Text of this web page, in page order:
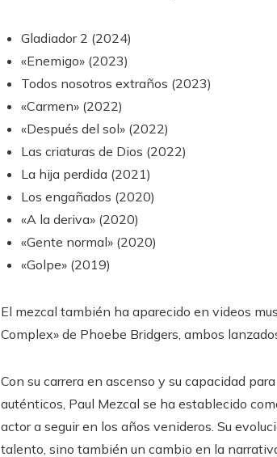
Gladiador 2 (2024)
«Enemigo» (2023)
Todos nosotros extraños (2023)
«Carmen» (2022)
«Después del sol» (2022)
Las criaturas de Dios (2022)
La hija perdida (2021)
Los engañados (2020)
«A la deriva» (2020)
«Gente normal» (2020)
«Golpe» (2019)
El mezcal también ha aparecido en videos
Complex» de Phoebe Bridgers, ambos
Con su carrera en ascenso y su capacidad
auténticos, Paul Mezcal se ha establecido
actor a seguir en los años venideros. Su
talento, sino también un cambio en la